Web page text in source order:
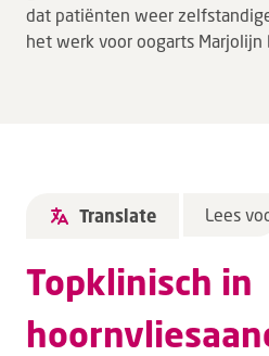
dat patiënten weer
het werk voor oogarts Marjolijn
Translate Lees
Topklinisch in